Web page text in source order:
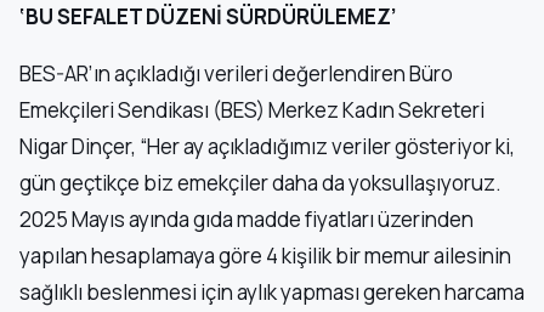
‘BU SEFALET DÜZENİ SÜRDÜRÜLEMEZ’
BES-AR’ın açıkladığı verileri değerlendiren Büro
Emekçileri Sendikası (BES) Merkez Kadın Sekreteri
Nigar Dinçer, “Her ay açıkladığımız veriler gösteriyor ki,
gün geçtikçe biz emekçiler daha da yoksullaşıyoruz.
2025 Mayıs ayında gıda madde fiyatları üzerinden
yapılan hesaplamaya göre 4 kişilik bir memur ailesinin
sağlıklı beslenmesi için aylık yapması gereken harcama